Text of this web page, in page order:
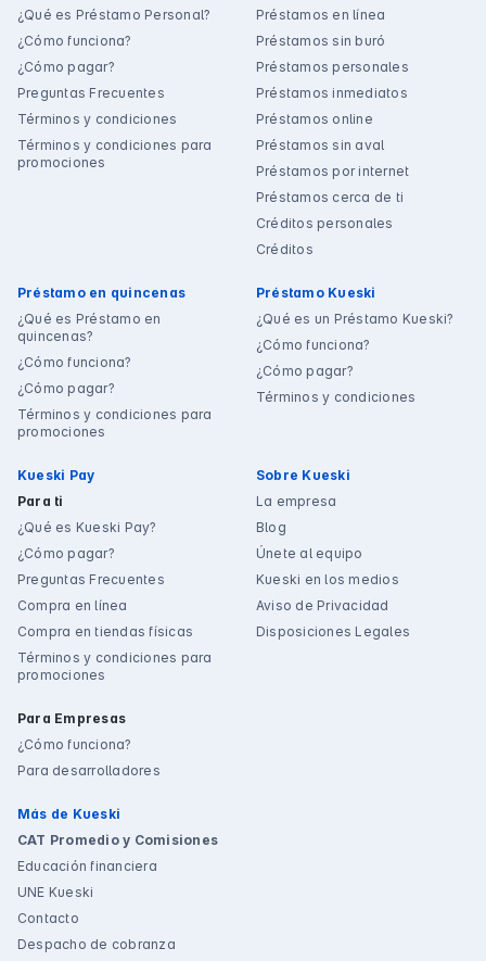
¿Qué es Préstamo Personal?
¿Cómo funciona?
¿Cómo pagar?
Preguntas Frecuentes
Términos y condiciones
Términos y condiciones para
promociones
Préstamos en línea
Préstamos sin buró
Préstamos personales
Préstamos inmediatos
Préstamos online
Préstamos sin aval
Préstamos por internet
Préstamos cerca de ti
Créditos personales
Créditos
Préstamo en quincenas
¿Qué es Préstamo en
quincenas?
¿Cómo funciona?
¿Cómo pagar?
Términos y condiciones para
promociones
Préstamo Kueski
¿Qué es un Préstamo Kueski?
¿Cómo funciona?
¿Cómo pagar?
Términos y condiciones
Kueski Pay
Para ti
¿Qué es Kueski Pay?
¿Cómo pagar?
Preguntas Frecuentes
Compra en línea
Compra en tiendas físicas
Términos y condiciones para
promociones
Para Empresas
¿Cómo funciona?
Para desarrolladores
Sobre Kueski
La empresa
Blog
Únete al equipo
Kueski en los medios
Aviso de Privacidad
Disposiciones Legales
Más de Kueski
CAT Promedio y Comisiones
Educación financiera
UNE Kueski
Contacto
Despacho de cobranza